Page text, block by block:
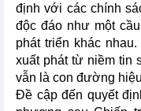
định với các chính
độc đáo như một
phát triển khác
xuất phát từ niềm tin
vẫn là con đường
Đề cập đến quyết